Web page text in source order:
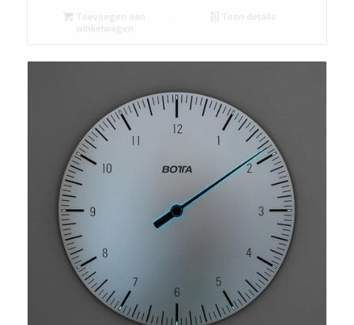
Toevoegen aan
winkelwagen
Toon details